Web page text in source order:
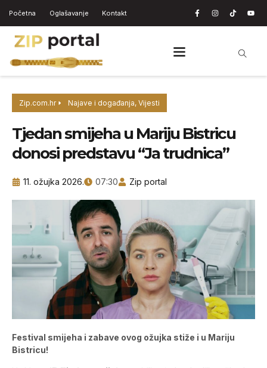
Početna Oglašavanje Kontakt
Zip.com.hr Najave i događanja, Vijesti
Tjedan smijeha u Mariju Bistricu
donosi predstavu “Ja trudnica”
11. ožujka 2026. 07:30 Zip portal
Festival smijeha i zabave ovog ožujka stiže i u Mariju
Bistricu!